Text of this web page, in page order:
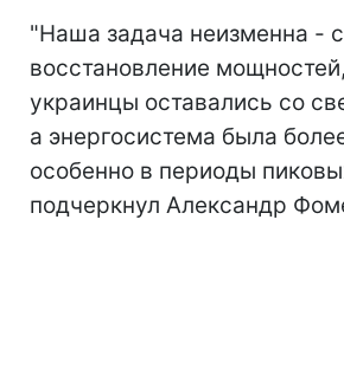
"Наша задача неизменна -
восстановление
украинцы оставались со
а энергосистема была
особенно в периоды
подчеркнул Александр